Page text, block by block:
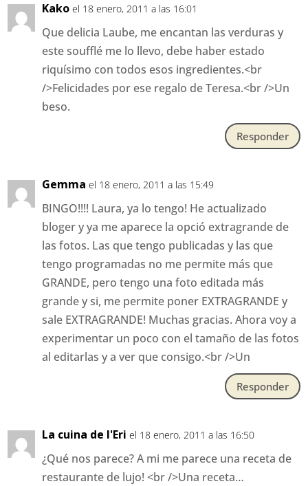
Kako el 18 enero, 2011 a las 16:01
Que delicia Laube, me encantan las verduras y
este soufflé me lo llevo, debe haber estado
riquísimo con todos esos ingredientes.<br
/>Felicidades por ese regalo de Teresa.<br />Un
beso.
Responder
Gemma el 18 enero, 2011 a las 15:49
BINGO!!!! Laura, ya lo tengo! He actualizado
bloger y ya me aparece la opció extragrande de
las fotos. Las que tengo publicadas y las que
tengo programadas no me permite más que
GRANDE, pero tengo una foto editada más
grande y si, me permite poner EXTRAGRANDE y
sale EXTRAGRANDE! Muchas gracias. Ahora voy a
experimentar un poco con el tamaño de las fotos
al editarlas y a ver que consigo.<br />Un
Responder
La cuina de l'Eri el 18 enero, 2011 a las 16:50
¿Qué nos parece? A mi me parece una receta de
restaurante de lujo! <br />Una receta…